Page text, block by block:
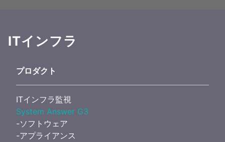
ITインフラ
プロダクト
ITインフラ監視
System Answer G3
-ソフトウェア
-アプライアンス